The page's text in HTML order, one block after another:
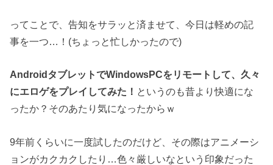
ってことで、告知をサラッと済ませて、今日は軽めの記
事を一つ…！(ちょっと忙しかったので)
AndroidタブレットでWindowsPCをリモートして、久々
にエロゲをプレイしてみた！ というのも昔より快適にな
ったか？そのあたり気になったからｗ
9年前くらいに一度試したのだけど、その際はアニメーシ
ョンがカクカクしたり…色々厳しいなという印象だった